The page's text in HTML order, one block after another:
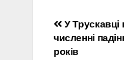
записів
У
численні
років